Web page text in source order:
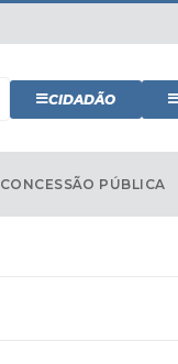
CIDADÃO
CONCESSÃO PÚBLICA